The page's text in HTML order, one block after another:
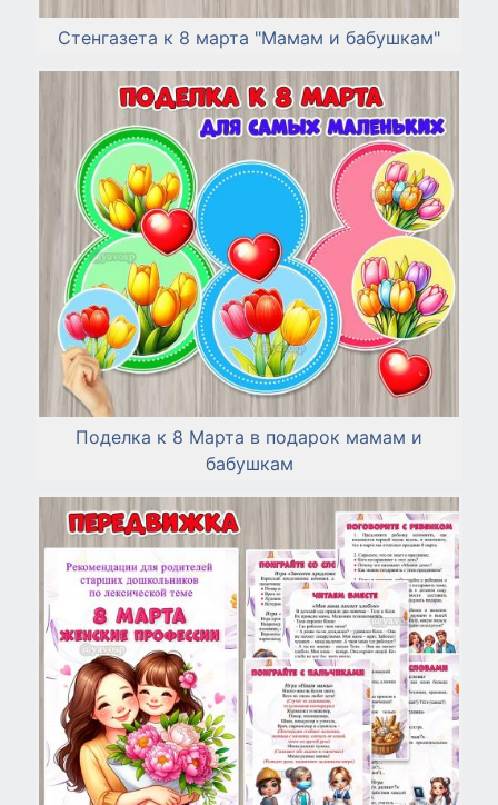
Стенгазета к 8 марта "Мамам и бабушкам"
Поделка к 8 Марта в подарок мамам и
бабушкам